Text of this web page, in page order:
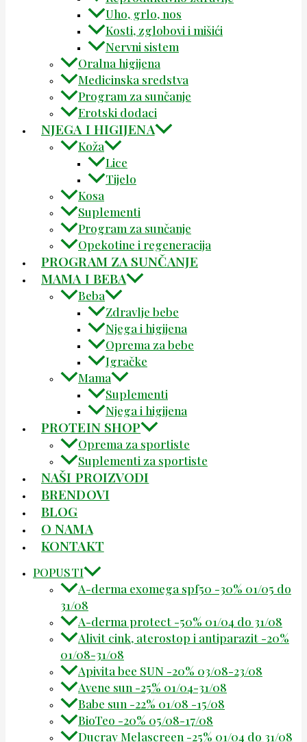
Uho, grlo, nos
Kosti, zglobovi i mišići
Nervni sistem
Oralna higijena
Medicinska sredstva
Program za sunčanje
Erotski dodaci
NJEGA I HIGIJENA
Koža
Lice
Tijelo
Kosa
Suplementi
Program za sunčanje
Opekotine i regeneracija
PROGRAM ZA SUNČANJE
MAMA I BEBA
Beba
Zdravlje bebe
Njega i higijena
Oprema za bebe
Igračke
Mama
Suplementi
Njega i higijena
PROTEIN SHOP
Oprema za sportiste
Suplementi za sportiste
NAŠI PROIZVODI
BRENDOVI
BLOG
O NAMA
KONTAKT
POPUSTI
A-derma exomega spf50 -30% 01/05 do
31/08
A-derma protect -50% 01/04 do 31/08
Alivit cink, aterostop i antiparazit -20%
01/08-31/08
Apivita bee SUN -20% 03/08-23/08
Avene sun -25% 01/04-31/08
Babe sun -22% 01/08 -15/08
BioTeo -20% 05/08-17/08
Ducray Melascreen -25% 01/04 do 31/08